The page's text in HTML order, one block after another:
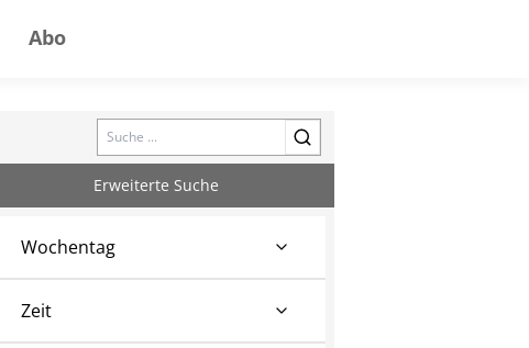
Abo
Search
Erweiterte Suche
Wochentag
Zeit